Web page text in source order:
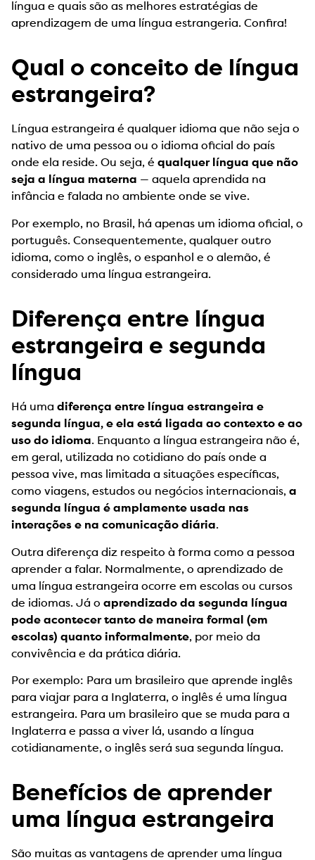
língua e quais são as melhores estratégias de
aprendizagem de uma língua estrangeria. Confira!
Qual o conceito de língua
estrangeira?
Língua estrangeira é qualquer idioma que não seja o
nativo de uma pessoa ou o idioma oficial do país
onde ela reside. Ou seja, é qualquer língua que não
seja a língua materna — aquela aprendida na
infância e falada no ambiente onde se vive.
Por exemplo, no Brasil, há apenas um idioma oficial, o
português. Consequentemente, qualquer outro
idioma, como o inglês, o espanhol e o alemão, é
considerado uma língua estrangeira.
Diferença entre língua
estrangeira e segunda
língua
Há uma diferença entre língua estrangeira e
segunda língua, e ela está ligada ao contexto e ao
uso do idioma. Enquanto a língua estrangeira não é,
em geral, utilizada no cotidiano do país onde a
pessoa vive, mas limitada a situações específicas,
como viagens, estudos ou negócios internacionais, a
segunda língua é amplamente usada nas
interações e na comunicação diária.
Outra diferença diz respeito à forma como a pessoa
aprender a falar. Normalmente, o aprendizado de
uma língua estrangeira ocorre em escolas ou cursos
de idiomas. Já o aprendizado da segunda língua
pode acontecer tanto de maneira formal (em
escolas) quanto informalmente, por meio da
convivência e da prática diária.
Por exemplo: Para um brasileiro que aprende inglês
para viajar para a Inglaterra, o inglês é uma língua
estrangeira. Para um brasileiro que se muda para a
Inglaterra e passa a viver lá, usando a língua
cotidianamente, o inglês será sua segunda língua.
Benefícios de aprender
uma língua estrangeira
São muitas as vantagens de aprender uma língua